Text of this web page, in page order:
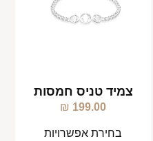
צמיד טניס חמסות
199.00
₪
בחירת אפשרויות